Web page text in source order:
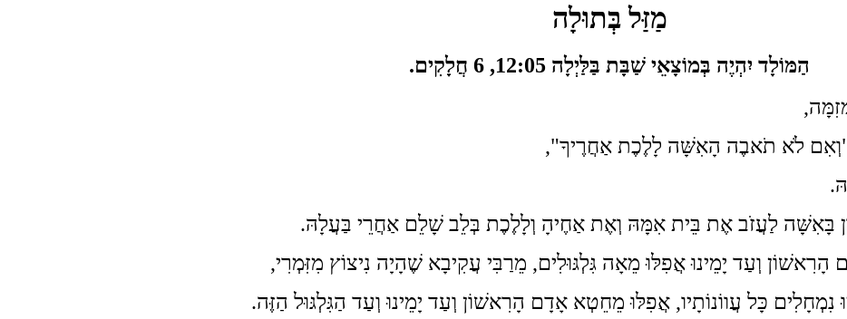
מַזַּל בְּתוּלָה
הַמּוֹלָד יִהְיֶה בְּמוֹצָאֵי שַׁבָּת בַּלַּיְלָה 12:05, 6 חֲלָקִים.
"וְאִם לֹא תֹאבֶה הָאִשָּׁה לָלֶכֶת אַחֲרֶיךָ",
בָּאִשָּׁה לַעֲזֹב אֶת בֵּית אִמָּהּ וְאֶת אַחֶיהָ וְלָלֶכֶת בְּלֵב שָׁלֵם אַחֲרֵי בַּעֲלָהּ.
וְעַד יָמֵינוּ אֲפִלּוּ מֵאָה גִּלְגּוּלִים, מֵרַבִּי עֲקִיבָא שֶׁהָיָה נִיצוֹץ מִזִּמְרִי,
כָּל עֲווֹנוֹתָיו, אֲפִלּוּ מֵחֵטְא אָדָם הָרִאשׁוֹן וְעַד יָמֵינוּ וְעַד הַגִּלְגּוּל הַזֶּה.